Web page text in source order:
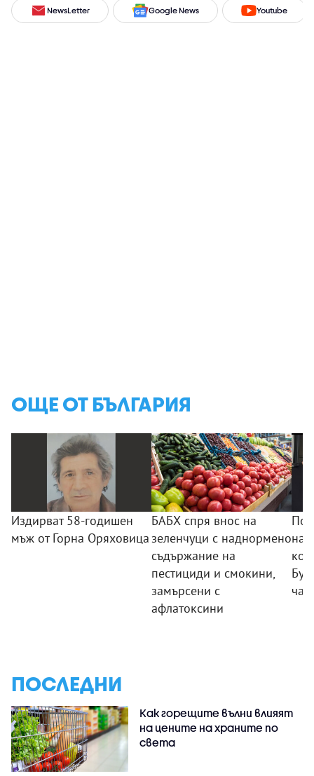
NewsLetter Google News Youtube
ОЩЕ ОТ БЪЛГАРИЯ
Издирват 58-годишен
мъж от Горна Оряховица
БАБХ спря внос на
зеленчуци с наднормено
съдържание на
пестициди и смокини,
замърсени с
афлатоксини
на
ПОСЛЕДНИ
Как горещите вълни влияят
на цените на храните по
света